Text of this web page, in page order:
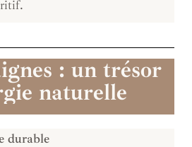
: un trésor
naturelle
durable